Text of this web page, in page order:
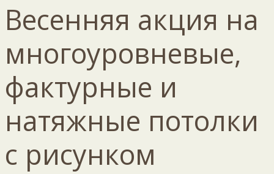
Весенняя акция на
многоуровневые,
фактурные и
натяжные потолки
с рисунком